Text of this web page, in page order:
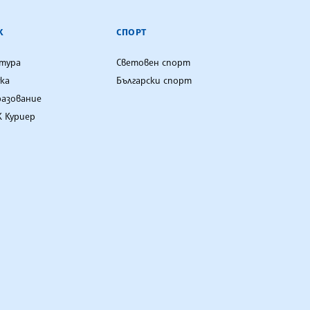
Куриер
СПОРТ
Световен спорт
Български спорт